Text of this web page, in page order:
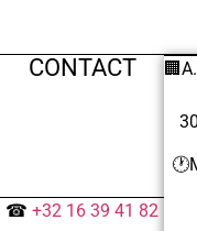
CONTACT
☎+32 16 39 41 82